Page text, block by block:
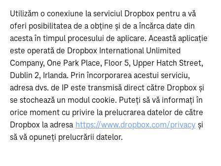
Utilizăm o conexiune la serviciul Dropbox pentru a vă
oferi posibilitatea de a obține și de a încărca date din
acesta în timpul procesului de aplicare. Această aplicație
este operată de Dropbox International Unlimited
Company, One Park Place, Floor 5, Upper Hatch Street,
Dublin 2, Irlanda. Prin încorporarea acestui serviciu,
adresa dvs. de IP este transmisă direct către Dropbox și
se stochează un modul cookie. Puteți să vă informați în
orice moment cu privire la prelucrarea datelor de către
Dropbox la adresa https://www.dropbox.com/privacy și
să vă opuneți prelucrării datelor.